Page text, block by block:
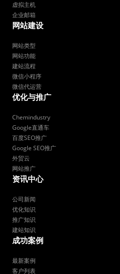
虚拟主机
企业邮箱
网站建设
网站类型
网站功能
建站流程
微信小程序
微信代运营
优化与推广
Chemindustry
Google直通车
百度SEO推广
Google SEO推广
外贸云
网站推广
资讯中心
公司新闻
优化知识
推广知识
建站知识
成功案例
最新案例
客户列表